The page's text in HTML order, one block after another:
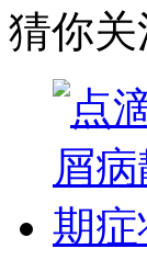
猜你关